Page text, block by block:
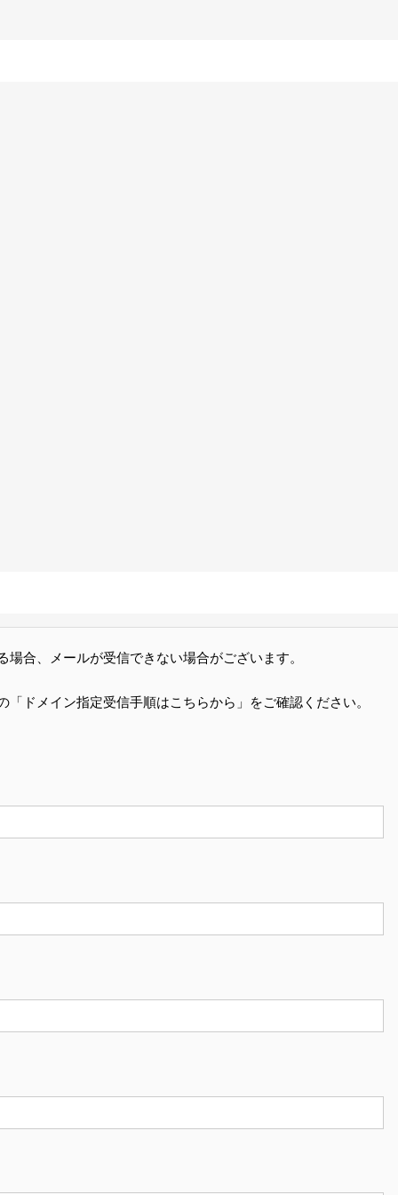
合、メールが受信できない場合がございます。
ドメイン指定受信手順はこちらから」をご確認ください。